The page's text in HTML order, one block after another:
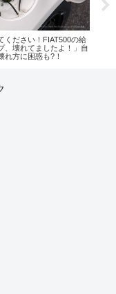
ください！FIAT500の給
、壊れてましたよ！」自
れ方に困惑も?！